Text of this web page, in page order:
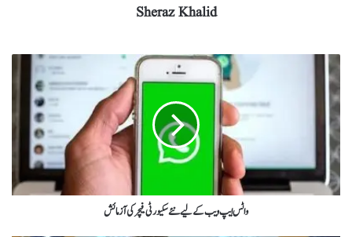
Sheraz Khalid
واٹس ایپ ویب کے لیے نئے سکیورٹی فیچر کی آزمائش